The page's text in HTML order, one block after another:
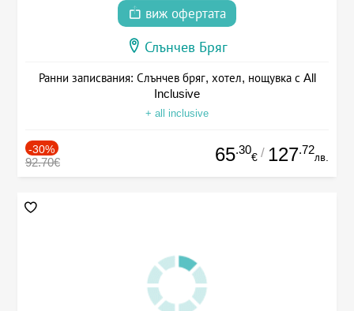
виж офертата
Слънчев Бряг
Ранни записвания: Слънчев бряг, хотел, нощувка с All
Inclusive
+ all inclusive
-30%
92.70€ 65.30
€ / 127.72
лв.